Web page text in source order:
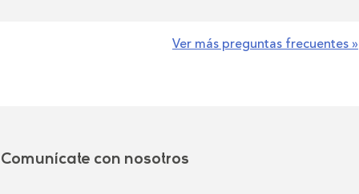
Ver más preguntas frecuentes »
Comunícate con nosotros